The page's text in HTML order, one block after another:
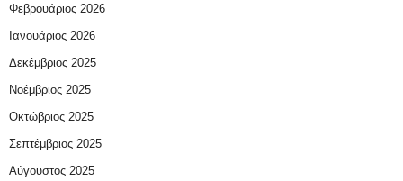
Φεβρουάριος 2026
Ιανουάριος 2026
Δεκέμβριος 2025
Νοέμβριος 2025
Οκτώβριος 2025
Σεπτέμβριος 2025
Αύγουστος 2025